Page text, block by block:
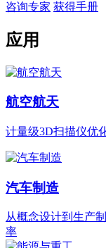
咨询专家 获得手册
应用
航空航天
计量级3D扫描仪优
汽车制造
从概念设计到生产
率